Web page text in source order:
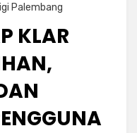
Palembang
KLAR